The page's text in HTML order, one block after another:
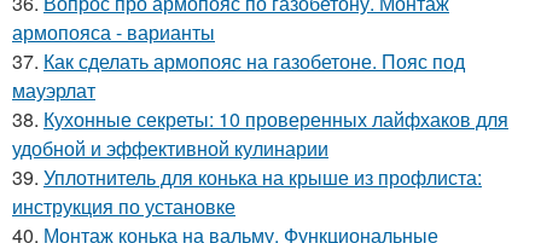
армопояса - варианты
37. Как сделать армопояс на газобетоне. Пояс под
мауэрлат
38. Кухонные секреты: 10 проверенных лайфхаков для
удобной и эффективной кулинарии
39. Уплотнитель для конька на крыше из профлиста:
инструкция по установке
40. Монтаж конька на вальму. Функциональные